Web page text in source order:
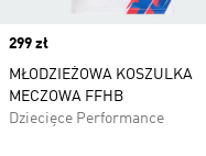
Price
299 zł
MŁODZIEŻOWA KOSZULKA
MECZOWA FFHB
Dziecięce Performance